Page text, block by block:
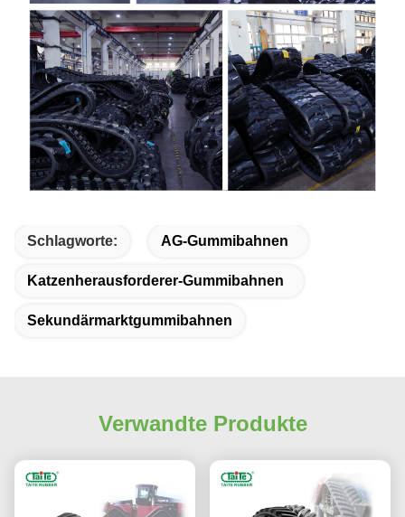
Schlagworte: AG-Gummibahnen
Katzenherausforderer-Gummibahnen
Sekundärmarktgummibahnen
Verwandte Produkte